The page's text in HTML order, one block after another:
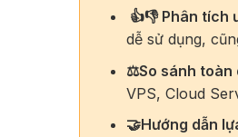
👍👎 Phân tích
dễ sử dụng,
⚖️So sánh toàn
VPS, Cloud
🤝Hướng dẫn